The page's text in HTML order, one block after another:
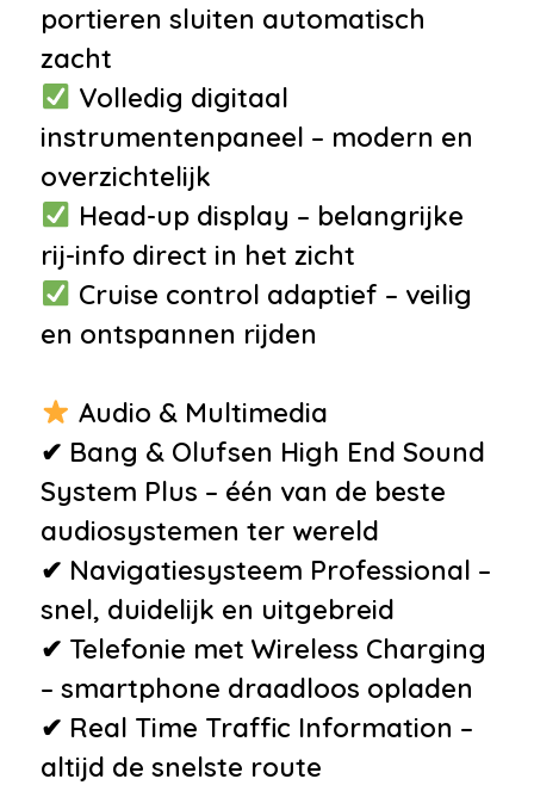
hard disk
•Spraakbediening
Interieur
•Achterbank verwarmd
•Airco met elektronische
regeling
•Airco separaat achter
•Aluminium interieur afwerking
surround system
•Comfortstoel(en)
•Cruise control adaptief met
stop&go
•Elektrisch verstelbare stoel(en)
met geheugen
•Luxe lederen interieur
Sportstuur
•Voorstoelen verwarmd
•Zwarte hemelbekleding
portieren sluiten automatisch
zacht
Volledig digitaal
instrumentenpaneel – modern en
overzichtelijk
Head-up display – belangrijke
rij-info direct in het zicht
Cruise control adaptief – veilig
en ontspannen rijden
Audio & Multimedia
✔ Bang & Olufsen High End Sound
System Plus – één van de beste
audiosystemen ter wereld
✔ Navigatiesysteem Professional –
snel, duidelijk en uitgebreid
✔ Telefonie met Wireless Charging
– smartphone draadloos opladen
✔ Real Time Traffic Information –
altijd de snelste route